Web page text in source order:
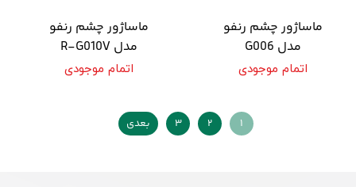
ماساژور چشم رنفو
مدل G006
اتمام موجودی
ماساژور چشم رنفو
مدل R-G010V
اتمام موجودی
۱ ۲ ۳ بعدی